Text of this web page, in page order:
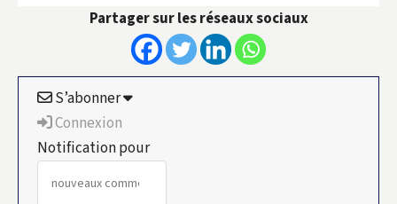
Partager sur les réseaux sociaux
S’abonner
Connexion
Notification pour